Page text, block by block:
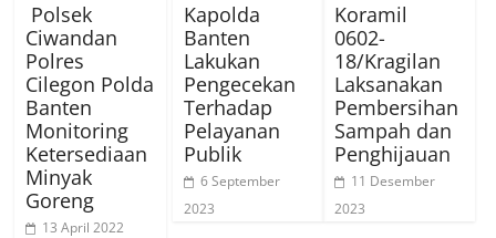
Polsek
Ciwandan
Polres
Cilegon Polda
Banten
Monitoring
Ketersediaan
Minyak
Goreng
13 April 2022
Kapolda
Banten
Lakukan
Pengecekan
Terhadap
Pelayanan
Publik
6 September
2023
Koramil
0602-
18/Kragilan
Laksanakan
Pembersihan
Sampah dan
Penghijauan
11 Desember
2023